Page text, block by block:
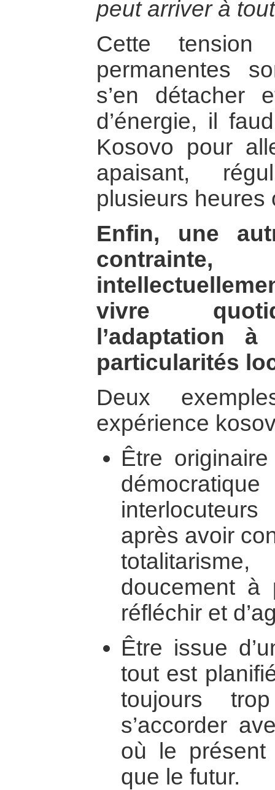
peut arriver à
Cette
permanentes
s’en détacher
d’énergie, il
Kosovo pour
apaisant,
plusieurs heures
Enfin, une
vivre
l’adaptation
particularités
Deux
expérience
Être
après avoir
doucement à
réfléchir et
Être issue
tout est
toujours
s’accorder
où le présent
que le futur.